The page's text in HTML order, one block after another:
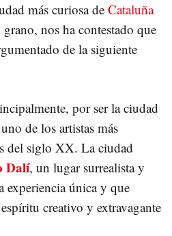
más curiosa deCataluña
nos ha contestado que
de la siguiente
por ser la ciudad
de los artistas más
del siglo XX. La ciudad
Dalí, un lugar surrealista y
experiencia única y que
creativo y extravagante